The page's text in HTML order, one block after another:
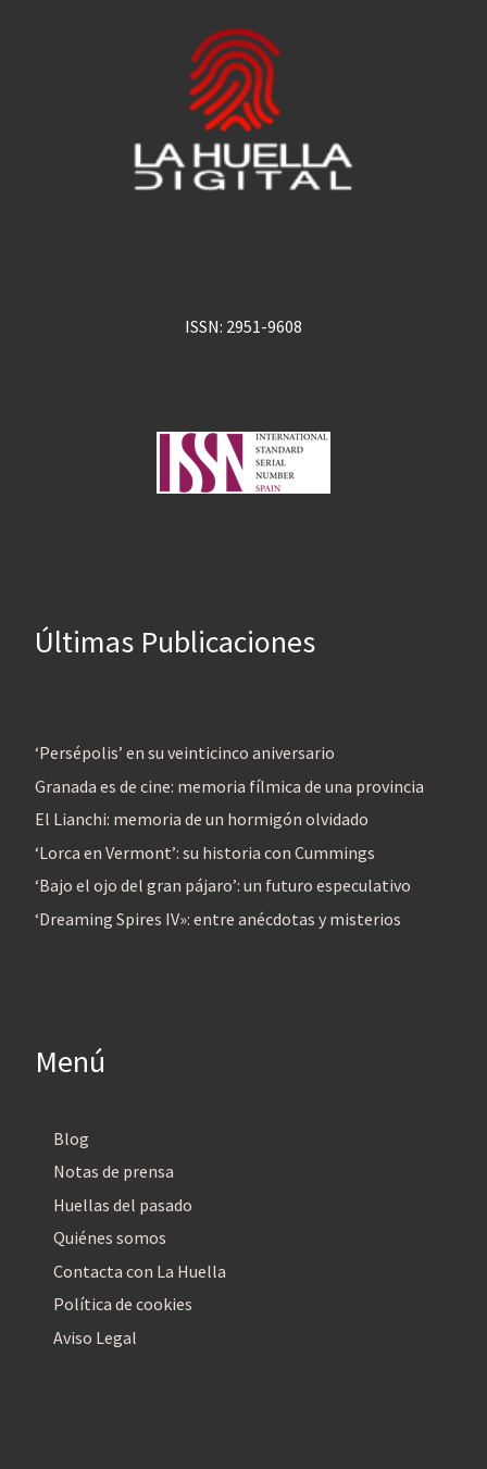
ISSN: 2951-9608
Últimas Publicaciones
‘Persépolis’ en su veinticinco aniversario
Granada es de cine: memoria fílmica de una provincia
El Lianchi: memoria de un hormigón olvidado
‘Lorca en Vermont’: su historia con Cummings
‘Bajo el ojo del gran pájaro’: un futuro especulativo
‘Dreaming Spires IV»: entre anécdotas y misterios
Menú
Blog
Notas de prensa
Huellas del pasado
Quiénes somos
Contacta con La Huella
Política de cookies
Aviso Legal